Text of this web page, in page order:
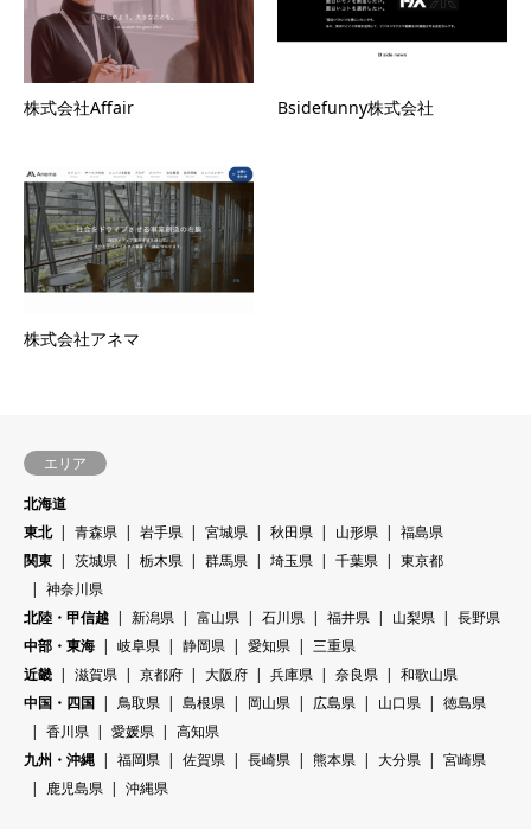
株式会社Affair Bsidefunny株式会社
株式会社アネマ
エリア
北海道
東北
青森県 岩手県 宮城県 秋田県 山形県
福島県
関東
茨城県 栃木県 群馬県 埼玉県 千葉県
東京都
神奈川県
北陸・甲信越
新潟県 富山県 石川県 福井県 山梨県
長野県
中部・東海
岐阜県 静岡県 愛知県
三重県
近畿
滋賀県 京都府 大阪府 兵庫県 奈良県
和歌山県
中国・四国
鳥取県 島根県 岡山県 広島県 山口県
徳島県
香川県
愛媛県
高知県
九州・沖縄
福岡県 佐賀県 長崎県 熊本県 大分県
宮崎県
鹿児島県
沖縄県